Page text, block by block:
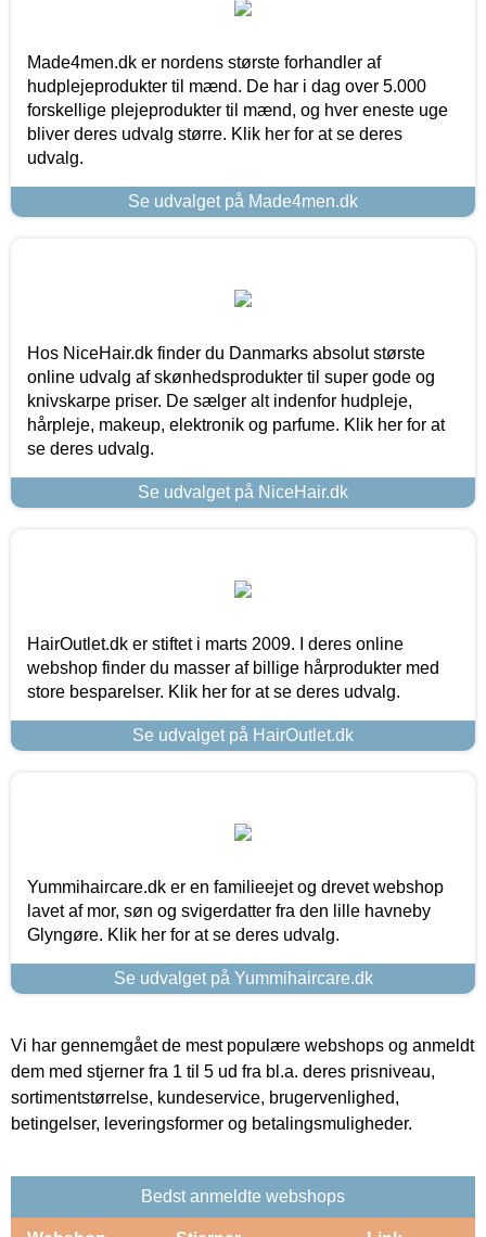
Made4men.dk er nordens største forhandler af
hudplejeprodukter til mænd. De har i dag over 5.000
forskellige plejeprodukter til mænd, og hver eneste uge
bliver deres udvalg større. Klik her for at se deres
udvalg.
Se udvalget på Made4men.dk
Hos NiceHair.dk finder du Danmarks absolut største
online udvalg af skønhedsprodukter til super gode og
knivskarpe priser. De sælger alt indenfor hudpleje,
hårpleje, makeup, elektronik og parfume. Klik her for at
se deres udvalg.
Se udvalget på NiceHair.dk
HairOutlet.dk er stiftet i marts 2009. I deres online
webshop finder du masser af billige hårprodukter med
store besparelser. Klik her for at se deres udvalg.
Se udvalget på HairOutlet.dk
Yummihaircare.dk er en familieejet og drevet webshop
lavet af mor, søn og svigerdatter fra den lille havneby
Glyngøre. Klik her for at se deres udvalg.
Se udvalget på Yummihaircare.dk
Vi har gennemgået de mest populære webshops og anmeldt
dem med stjerner fra 1 til 5 ud fra bl.a. deres prisniveau,
sortimentstørrelse, kundeservice, brugervenlighed,
betingelser, leveringsformer og betalingsmuligheder.
Bedst anmeldte webshops